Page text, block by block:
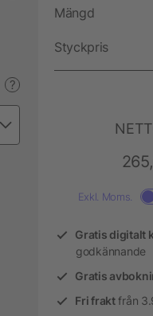
?
Mängd
Styckpris
Exkl. Moms.
Gratis digitalt
godkännande
Gratis
Fri fraktfrån